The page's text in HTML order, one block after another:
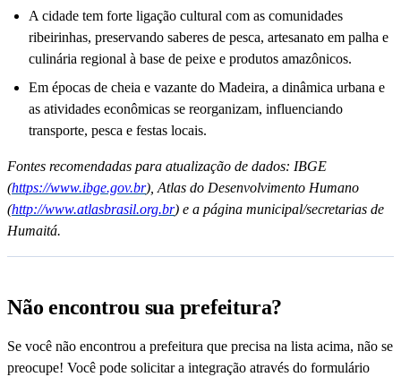
A cidade tem forte ligação cultural com as comunidades
ribeirinhas, preservando saberes de pesca, artesanato em palha e
culinária regional à base de peixe e produtos amazônicos.
Em épocas de cheia e vazante do Madeira, a dinâmica urbana e
as atividades econômicas se reorganizam, influenciando
transporte, pesca e festas locais.
Fontes recomendadas para atualização de dados: IBGE
(https://www.ibge.gov.br), Atlas do Desenvolvimento Humano
(http://www.atlasbrasil.org.br) e a página municipal/secretarias de
Humaitá.
Não encontrou sua prefeitura?
Se você não encontrou a prefeitura que precisa na lista acima, não se
preocupe! Você pode solicitar a integração através do formulário